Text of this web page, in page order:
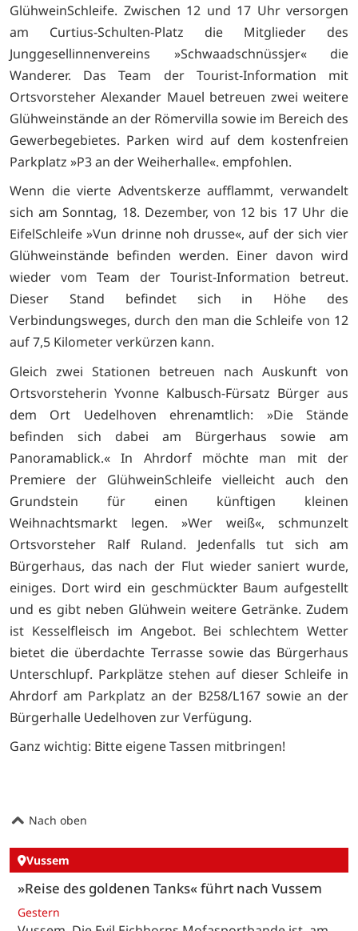
GlühweinSchleife. Zwischen 12 und 17 Uhr versorgen
am Curtius-Schulten-Platz die Mitglieder des
Junggesellinnenvereins »Schwaadschnüssjer« die
Wanderer. Das Team der Tourist-Information mit
Ortsvorsteher Alexander Mauel betreuen zwei weitere
Glühweinstände an der Römervilla sowie im Bereich des
Gewerbegebietes. Parken wird auf dem kostenfreien
Parkplatz »P3 an der Weiherhalle«. empfohlen.
Wenn die vierte Adventskerze aufflammt, verwandelt
sich am Sonntag, 18. Dezember, von 12 bis 17 Uhr die
EifelSchleife »Vun drinne noh drusse«, auf der sich vier
Glühweinstände befinden werden. Einer davon wird
wieder vom Team der Tourist-Information betreut.
Dieser Stand befindet sich in Höhe des
Verbindungsweges, durch den man die Schleife von 12
auf 7,5 Kilometer verkürzen kann.
Gleich zwei Stationen betreuen nach Auskunft von
Ortsvorsteherin Yvonne Kalbusch-Fürsatz Bürger aus
dem Ort Uedelhoven ehrenamtlich: »Die Stände
befinden sich dabei am Bürgerhaus sowie am
Panoramablick.« In Ahrdorf möchte man mit der
Premiere der GlühweinSchleife vielleicht auch den
Grundstein für einen künftigen kleinen
Weihnachtsmarkt legen. »Wer weiß«, schmunzelt
Ortsvorsteher Ralf Ruland. Jedenfalls tut sich am
Bürgerhaus, das nach der Flut wieder saniert wurde,
einiges. Dort wird ein geschmückter Baum aufgestellt
und es gibt neben Glühwein weitere Getränke. Zudem
ist Kesselfleisch im Angebot. Bei schlechtem Wetter
bietet die überdachte Terrasse sowie das Bürgerhaus
Unterschlupf. Parkplätze stehen auf dieser Schleife in
Ahrdorf am Parkplatz an der B258/L167 sowie an der
Bürgerhalle Uedelhoven zur Verfügung.
Ganz wichtig: Bitte eigene Tassen mitbringen!
Nach oben
Vussem
»Reise des goldenen Tanks« führt nach Vussem
Gestern